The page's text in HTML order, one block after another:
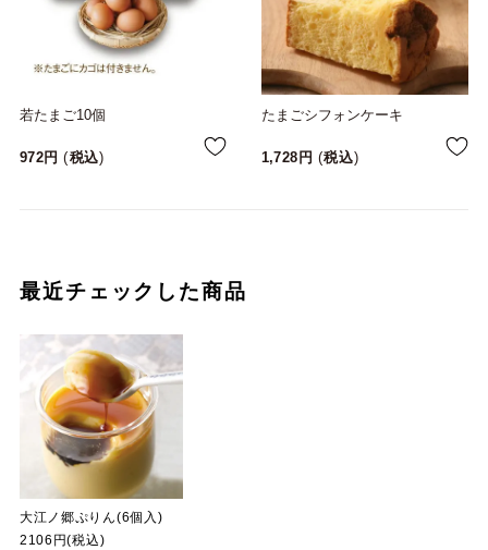
若たまご10個
972 税込
たまごシフォンケーキ
1,728 税込
最近チェックした商品
大江ノ郷ぷりん(6個入)
2106円(税込)